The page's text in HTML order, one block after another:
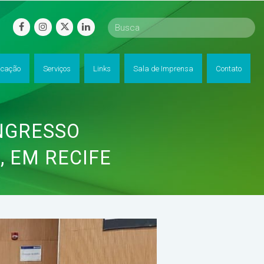
facebookinstagram
twitterlinkedin
Serviços Links Sala de Imprensa Contato
EM RECIFE